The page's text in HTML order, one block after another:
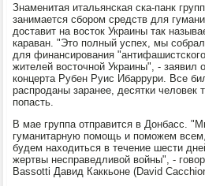
Знаменитая итальянская ска-панк
занимается сбором средств для
доставит на восток Украины так
караван. "Это полный успех, мы
для финансирования
жителей восточной Украины", - заявил
концерта Рубен Руис Ибаррури. Все
распроданы заранее, десятки человек
попасть.
В мае группа отправится в Донбасс.
гуманитарную помощь и поможем
будем находиться в течение шести
жертвы несправедливой войны", -
Bassotti Давид Каккьоне (David